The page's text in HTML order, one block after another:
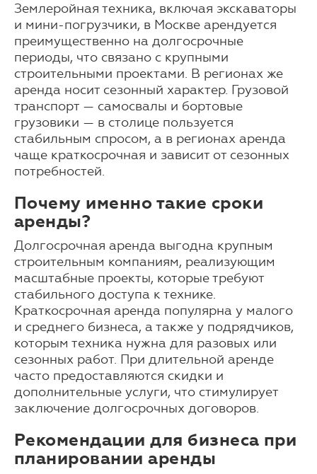
Землеройная техника, включая экскаваторы
и мини-погрузчики, в Москве арендуется
преимущественно на долгосрочные
периоды, что связано с крупными
строительными проектами. В регионах же
аренда носит сезонный характер. Грузовой
транспорт — самосвалы и бортовые
грузовики — в столице пользуется
стабильным спросом, а в регионах аренда
чаще краткосрочная и зависит от сезонных
потребностей.
Почему именно такие сроки
аренды?
Долгосрочная аренда выгодна крупным
строительным компаниям, реализующим
масштабные проекты, которые требуют
стабильного доступа к технике.
Краткосрочная аренда популярна у малого
и среднего бизнеса, а также у подрядчиков,
которым техника нужна для разовых или
сезонных работ. При длительной аренде
часто предоставляются скидки и
дополнительные услуги, что стимулирует
заключение долгосрочных договоров.
Рекомендации для бизнеса при
планировании аренды